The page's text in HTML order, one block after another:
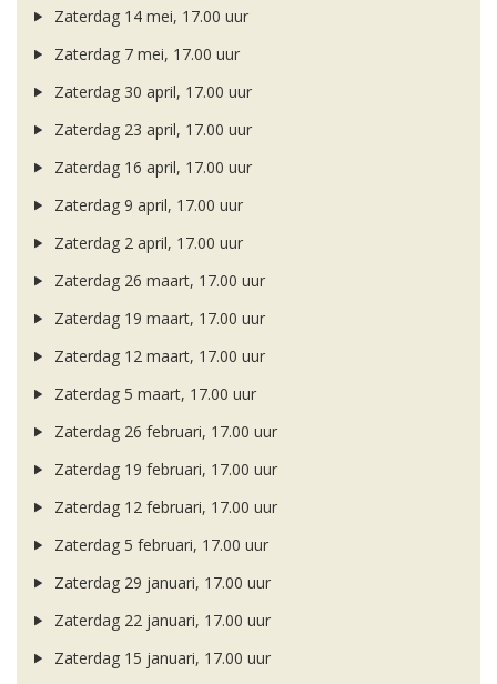
Zaterdag 14 mei, 17.00 uur
Zaterdag 7 mei, 17.00 uur
Zaterdag 30 april, 17.00 uur
Zaterdag 23 april, 17.00 uur
Zaterdag 16 april, 17.00 uur
Zaterdag 9 april, 17.00 uur
Zaterdag 2 april, 17.00 uur
Zaterdag 26 maart, 17.00 uur
Zaterdag 19 maart, 17.00 uur
Zaterdag 12 maart, 17.00 uur
Zaterdag 5 maart, 17.00 uur
Zaterdag 26 februari, 17.00 uur
Zaterdag 19 februari, 17.00 uur
Zaterdag 12 februari, 17.00 uur
Zaterdag 5 februari, 17.00 uur
Zaterdag 29 januari, 17.00 uur
Zaterdag 22 januari, 17.00 uur
Zaterdag 15 januari, 17.00 uur